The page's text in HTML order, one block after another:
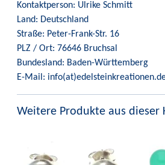
Kontaktperson: Ulrike Schmitt
Land: Deutschland
Straße: Peter-Frank-Str. 16
PLZ / Ort: 76646 Bruchsal
Bundesland: Baden-Württemberg
E-Mail:
Weitere Produkte aus dieser